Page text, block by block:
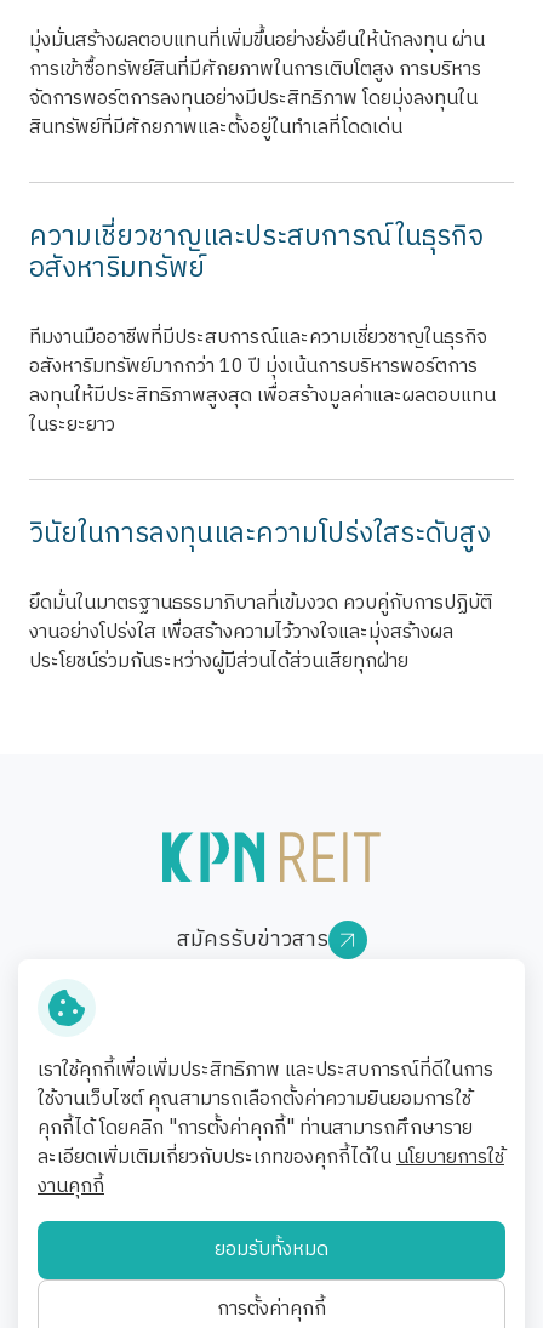
มุ่งมั่นสร้างผลตอบแทนที่เพิ่มขึ้นอย่างยั่งยืนให้นักลงทุน ผ่าน
การเข้าซื้อทรัพย์สินที่มีศักยภาพในการเติบโตสูง การบริหาร
จัดการพอร์ตการลงทุนอย่างมีประสิทธิภาพ โดยมุ่งลงทุนใน
สินทรัพย์ที่มีศักยภาพและตั้งอยู่ในทำเลที่โดดเด่น
ความเชี่ยวชาญและประสบการณ์ในธุรกิจ
อสังหาริมทรัพย์
ทีมงานมืออาชีพที่มีประสบการณ์และความเชี่ยวชาญในธุรกิจ
อสังหาริมทรัพย์มากกว่า 10 ปี มุ่งเน้นการบริหารพอร์ตการ
ลงทุนให้มีประสิทธิภาพสูงสุด เพื่อสร้างมูลค่าและผลตอบแทน
ในระยะยาว
วินัยในการลงทุนและความโปร่งใสระดับสูง
ยึดมั่นในมาตรฐานธรรมาภิบาลที่เข้มงวด ควบคู่กับการปฏิบัติ
งานอย่างโปร่งใส เพื่อสร้างความไว้วางใจและมุ่งสร้างผล
ประโยชน์ร่วมกันระหว่างผู้มีส่วนได้ส่วนเสียทุกฝ่าย
สมัครรับข่าวสาร
ติดตามข่าวสารความเคลื่อนไหวล่าสุดจาก
ติดต่อเรา
สามารถสอบถามรายละเอียดเพิ่มเติมได้ที่ฝ่ายนักลงทุนสัมพันธ์
ข้อกำหนดและเงื่อนไข
นโยบายคุกกี้
แผนผังเว็บไซต์
© สงวนลิขสิทธิ์ พ.ศ. 2569 ทรัสต์เพื่อการลงทุนในอสังหาริมทรัพย์และ
เราใช้คุกกี้เพื่อเพิ่มประสิทธิภาพ และประสบการณ์ที่ดีในการ
ใช้งานเว็บไซต์ คุณสามารถเลือกตั้งค่าความยินยอมการใช้
คุกกี้ได้ โดยคลิก "การตั้งค่าคุกกี้" ท่านสามารถศึกษาราย
ละเอียดเพิ่มเติมเกี่ยวกับประเภทของคุกกี้ได้ในนโยบายการใช้
งานคุกกี้
ยอมรับทั้งหมด
การตั้งค่าคุกกี้